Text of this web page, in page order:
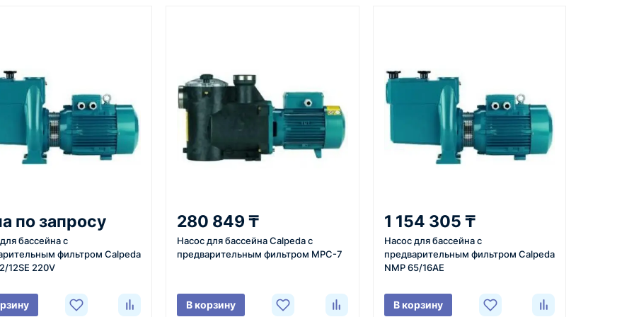
с
товара,
и условия
3
оборудование,
рассчитываем стоимость
товара и
Согласовываем условия,
готовим счёт, договор или
спецификацию и
принимаем оплату по
Проверяем товар перед
отправкой, организуем
доставку и передаём
клиенту данные по
отгрузке.
по запросу
бассейна с
фильтром Calpeda
12SE 220V
280 849 ₸
Насос для бассейна Calpeda с
предварительным фильтром MPC-7
В корзину
1 154 305 ₸
Насос для бассейна с
предварительным фильтром Calpeda
NMP 65/16AE
В корзину